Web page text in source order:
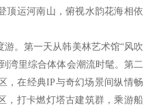
顶运河南山，俯视水韵花海相依
。第一天从韩美林艺术馆“风吹
湾里综合体体会潮流时髦。第二
，在经典IP与奇幻场景间纵情畅
，打卡燃灯塔古建筑群，乘游船